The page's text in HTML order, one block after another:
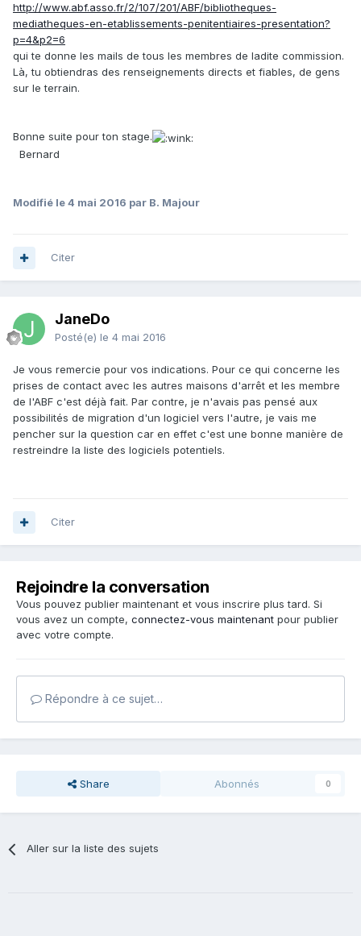
http://www.abf.asso.fr/2/107/201/ABF/bibliotheques-
mediatheques-en-etablissements-penitentiaires-presentation?
p=4&p2=6
qui te donne les mails de tous les membres de ladite commission.
Là, tu obtiendras des renseignements directs et fiables, de gens
sur le terrain.
Bonne suite pour ton stage.
Bernard
Modifié le 4 mai 2016 par B. Majour
Citer
JaneDo
Posté(e) le 4 mai 2016
Je vous remercie pour vos indications. Pour ce qui concerne les
prises de contact avec les autres maisons d'arrêt et les membre
de l'ABF c'est déjà fait. Par contre, je n'avais pas pensé aux
possibilités de migration d'un logiciel vers l'autre, je vais me
pencher sur la question car en effet c'est une bonne manière de
restreindre la liste des logiciels potentiels.
Citer
Rejoindre la conversation
Vous pouvez publier maintenant et vous inscrire plus tard. Si
vous avez un compte, connectez-vous maintenant pour publier
avec votre compte.
Répondre à ce sujet…
Share Abonnés 0
Aller sur la liste des sujets